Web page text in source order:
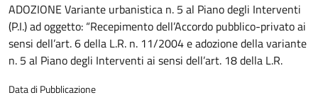
ADOZIONE Variante urbanistica n. 5 al Piano degli Interventi
(P.I.) ad oggetto: “Recepimento dell’Accordo pubblico-privato ai
sensi dell’art. 6 della L.R. n. 11/2004 e adozione della variante
n. 5 al Piano degli Interventi ai sensi dell’art. 18 della L.R.
Data di Pubblicazione